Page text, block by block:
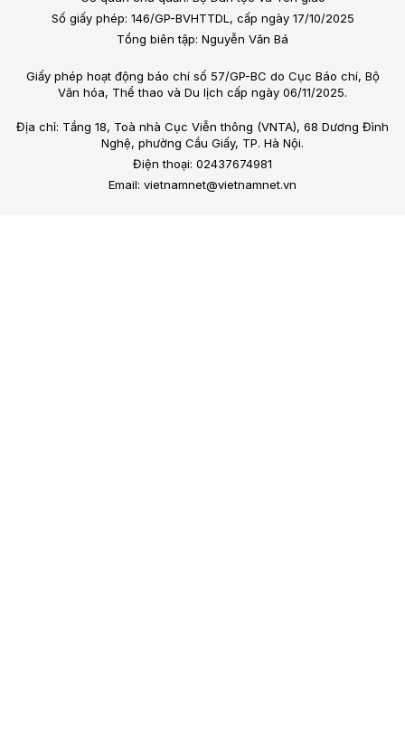
Số giấy phép: 146/GP-BVHTTDL, cấp ngày 17/10/2025
Tổng biên tập: Nguyễn Văn Bá
Giấy phép hoạt động báo chí số 57/GP-BC do Cục Báo chí, Bộ
Văn hóa, Thể thao và Du lịch cấp ngày 06/11/2025.
Địa chỉ: Tầng 18, Toà nhà Cục Viễn thông (VNTA), 68 Dương Đình
Nghệ, phường Cầu Giấy, TP. Hà Nội.
Điện thoại: 02437674981
Email: vietnamnet@vietnamnet.vn